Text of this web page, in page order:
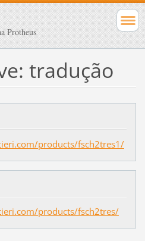
Protheus
tradução
products/fsch2tres1/
products/fsch2tres/